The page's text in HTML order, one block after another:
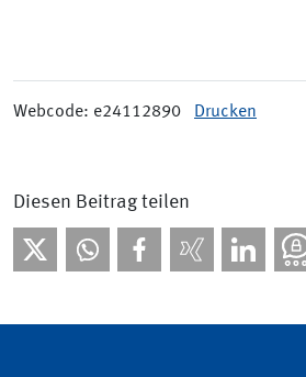
Webcode: e24112890 Drucken
Diesen Beitrag teilen